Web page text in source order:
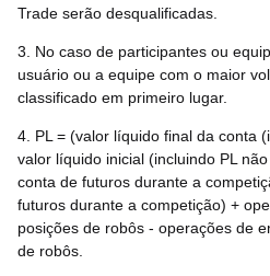
Trade serão desqualificadas.
3. No caso de participantes ou
usuário ou a equipe com o maior
classificado em primeiro lugar.
4. PL = (valor líquido final da conta
valor líquido inicial (incluindo PL
conta de futuros durante a
futuros durante a competição) +
posições de robôs - operações de
de robôs.